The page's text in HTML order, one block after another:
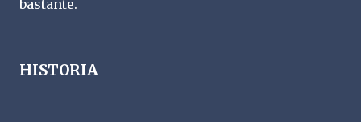
bastante.
HISTORIA